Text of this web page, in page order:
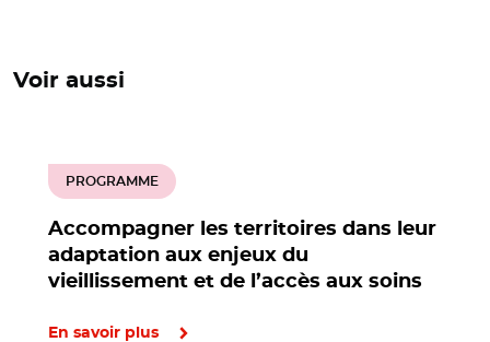
Voir aussi
Accompagner les territoires dans leur
adaptation aux enjeux du
vieillissement et de l’accès aux soins
PROGRAMME
En savoir plus